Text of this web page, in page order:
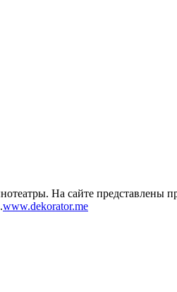
На сайте представлены
www.dekorator.me